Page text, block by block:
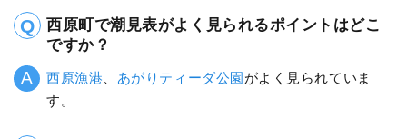
西原町で潮見表がよく見られるポイントはどこ
ですか？
西原漁港、 あがりティーダ公園がよく見られていま
す。